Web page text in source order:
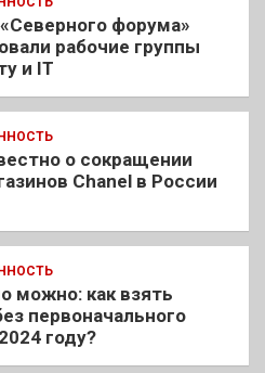
форума»
рабочие группы
и IT
о сокращении
Chanel в России
можно: как взять
первоначального
году?